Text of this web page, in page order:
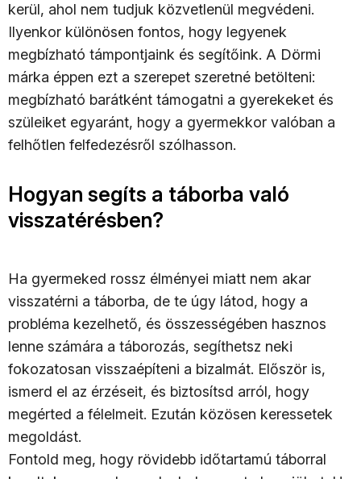
kerül, ahol nem tudjuk közvetlenül megvédeni.
Ilyenkor különösen fontos, hogy legyenek
megbízható támpontjaink és segítőink. A Dörmi
márka éppen ezt a szerepet szeretné betölteni:
megbízható barátként támogatni a gyerekeket és
szüleiket egyaránt, hogy a gyermekkor valóban a
felhőtlen felfedezésről szólhasson.
Hogyan segíts a táborba való
visszatérésben?
Ha gyermeked rossz élményei miatt nem akar
visszatérni a táborba, de te úgy látod, hogy a
probléma kezelhető, és összességében hasznos
lenne számára a táborozás, segíthetsz neki
fokozatosan visszaépíteni a bizalmát. Először is,
ismerd el az érzéseit, és biztosítsd arról, hogy
megérted a félelmeit. Ezután közösen keressetek
megoldást.
Fontold meg, hogy rövidebb időtartamú táborral